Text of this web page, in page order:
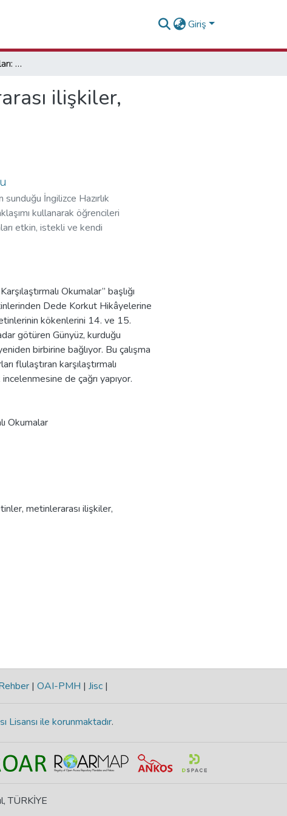
Giriş
Çocuk edebiyatı okumaları: Kök metinler, metinlerarası ilişkiler, karşılaştırmalı okumalar
ilişkiler,
İngilizce Hazırlık
kullanarak öğrencileri
etkin, istekli ve kendi
gruplarına göre
sonunda hedeflenen dil
verimliliğin artmasına
Okumalar” başlığı
Dede Korkut Hikâyelerine
kökenlerini 14. ve 15.
götüren Günyüz, kurduğu
birbirine bağlıyor. Bu çalışma
flulaştıran karşılaştırmalı
de çağrı yapıyor.
Okumalar
metinlerarası ilişkiler,
| OAI-PMH | Jisc |
Lisansı ile korunmaktadır.
TÜRKİYE